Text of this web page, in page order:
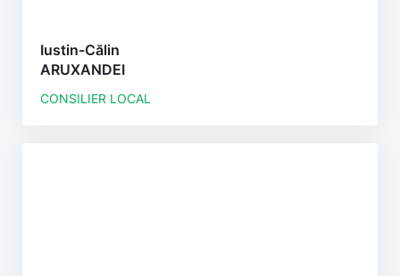
Iustin-Călin
ARUXANDEI
CONSILIER LOCAL